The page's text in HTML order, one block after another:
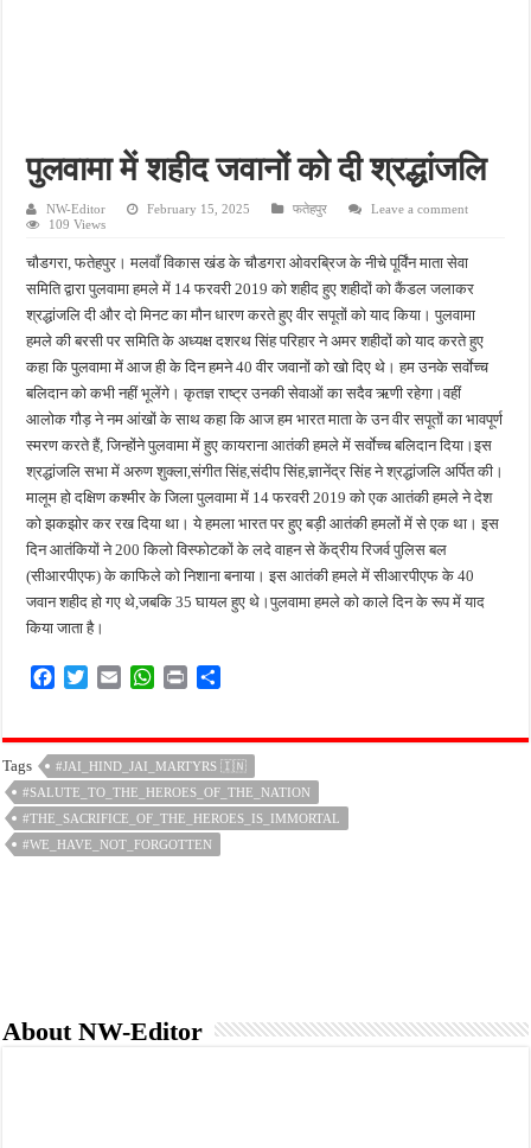
बच्चों की सीखने की क्षमता बढ़ाने पर जोर, शिक्षकों को सिखाई गईं नई शिक्षण तकनीकें
पुलवामा में शहीद जवानों को दी श्रद्धांजलि
NW-Editor February 15, 2025 फतेहपुर
Leave a comment
109 Views
चौडगरा, फतेहपुर। मलवाँ विकास खंड के चौडगरा ओवरब्रिज के नीचे पूर्विंन माता सेवा
समिति द्वारा पुलवामा हमले में 14 फरवरी 2019 को शहीद हुए शहीदों को कैंडल जलाकर
श्रद्धांजलि दी और दो मिनट का मौन धारण करते हुए वीर सपूतों को याद किया। पुलवामा
हमले की बरसी पर समिति के अध्यक्ष दशरथ सिंह परिहार ने अमर शहीदों को याद करते हुए
कहा कि पुलवामा में आज ही के दिन हमने 40 वीर जवानों को खो दिए थे। हम उनके सर्वाेच्च
बलिदान को कभी नहीं भूलेंगे। कृतज्ञ राष्ट्र उनकी सेवाओं का सदैव ऋणी रहेगा।वहीं
आलोक गौड़ ने नम आंखों के साथ कहा कि आज हम भारत माता के उन वीर सपूतों का भावपूर्ण
स्मरण करते हैं, जिन्होंने पुलवामा में हुए कायराना आतंकी हमले में सर्वाेच्च बलिदान दिया।इस
श्रद्धांजलि सभा में अरुण शुक्ला,संगीत सिंह,संदीप सिंह,ज्ञानेंद्र सिंह ने श्रद्धांजलि अर्पित की।
मालूम हो दक्षिण कश्मीर के जिला पुलवामा में 14 फरवरी 2019 को एक आतंकी हमले ने देश
को झकझोर कर रख दिया था। ये हमला भारत पर हुए बड़ी आतंकी हमलों में से एक था। इस
दिन आतंकियों ने 200 किलो विस्फोटकों के लदे वाहन से केंद्रीय रिजर्व पुलिस बल
(सीआरपीएफ) के काफिले को निशाना बनाया। इस आतंकी हमले में सीआरपीएफ के 40
जवान शहीद हो गए थे,जबकि 35 घायल हुए थे।पुलवामा हमले को काले दिन के रूप में याद
किया जाता है।
e
b
o
o
k
t
t
e
r
i
l
W
t
s
A
p
p
n
t
r
e
Tags
#JAI_HIND_JAI_MARTYRS 🇮🇳
#SALUTE_TO_THE_HEROES_OF_THE_NATION
#THE_SACRIFICE_OF_THE_HEROES_IS_IMMORTAL
#WE_HAVE_NOT_FORGOTTEN
About NW-Editor